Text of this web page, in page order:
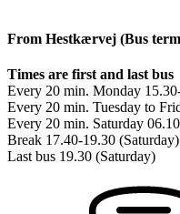
From Hestkærvej (Bus
Times are first and last bus
Every 20 min. Monday
Every 20 min. Tuesday to
Every 20 min. Saturday
Break 17.40-19.30 (Saturday)
Last bus 19.30 (Saturday)